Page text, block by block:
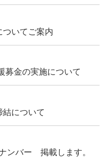
いてご案内
募金の実施について
について
ンバー 掲載します。